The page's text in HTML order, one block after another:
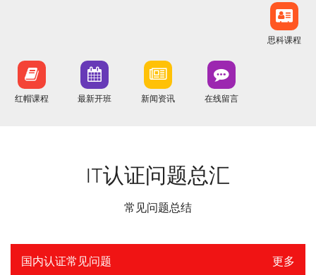
思科课程
红帽课程 最新开班 新闻资讯 在线留言
IT认证问题总汇
常见问题总结
国内认证常见问题 更多